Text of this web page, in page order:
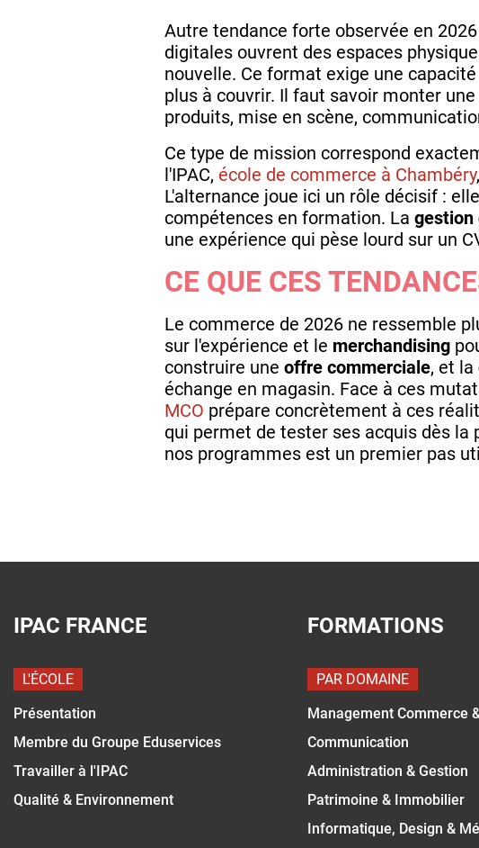
Autre tendance forte observée en
digitales ouvrent des espaces
nouvelle. Ce format exige une
plus à couvrir. Il faut savoir monter
produits, mise en scène,
Ce type de mission correspond
l'IPAC, école de commerce à Chambéry
L'alternance joue ici un rôle décisif :
compétences en formation. La gestion
une expérience qui pèse lourd sur un
CE QUE CES
Le commerce de 2026 ne ressemble
sur l'expérience et le merchandising
construire une offre commerciale, et la
échange en magasin. Face à ces
MCO prépare concrètement à ces
qui permet de tester ses acquis dès
nos programmes est un premier pas
IPAC FRANCE
L'ÉCOLE
Présentation
Membre du Groupe Eduservices
Travailler à l'IPAC
Qualité & Environnement
FORMATIONS
PAR DOMAINE
Management Commerce
Communication
Administration & Gestion
Patrimoine & Immobilier
Informatique, Design &